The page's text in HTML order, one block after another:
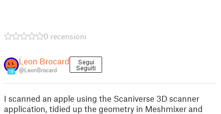
0 recensioni
19
Leon Brocard
@LeonBrocard
Segui
Seguiti
I scanned an apple using the Scaniverse 3D scanner
application, tidied up the geometry in Meshmixer and